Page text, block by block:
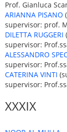
Prof. Gianluca
ARIANNA PISANO
supervisor: prof.
DILETTA RUGGERI
supervisor:
ALESSANDRO
supervisor:
CATERINA VINTI
supervisor:
XXXIX